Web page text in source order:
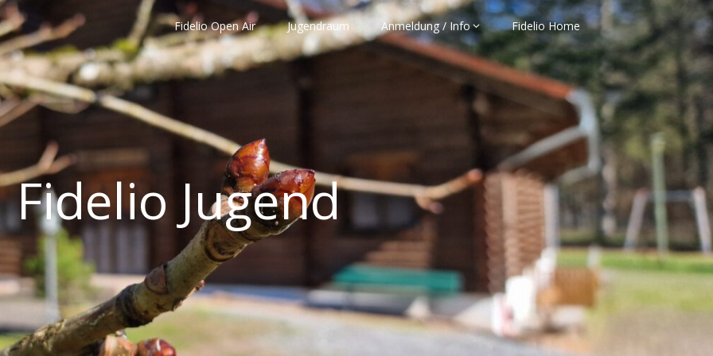
Fidelio Open Air Jugendraum Anmeldung / Info Fidelio Home
Fidelio Jugend